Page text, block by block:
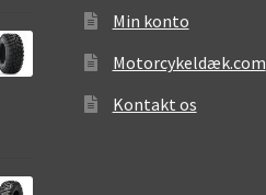
Min konto
Motorcykeldæk.com
Kontakt os